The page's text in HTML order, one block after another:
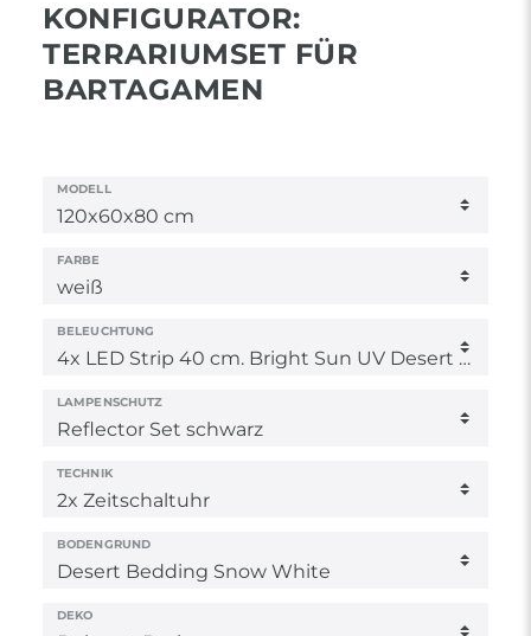
KONFIGURATOR:
TERRARIUMSET FÜR
BARTAGAMEN
MODELL
FARBE
BELEUCHTUNG
LAMPENSCHUTZ
TECHNIK
BODENGRUND
DEKO